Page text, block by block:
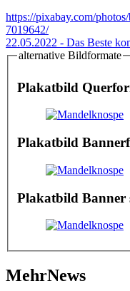
https://pixabay.com/
7019642/
22.05.2022 - Das Beste
alternative Bildformate
Plakatbild
Plakatbild
Plakatbild Banner
MehrNews